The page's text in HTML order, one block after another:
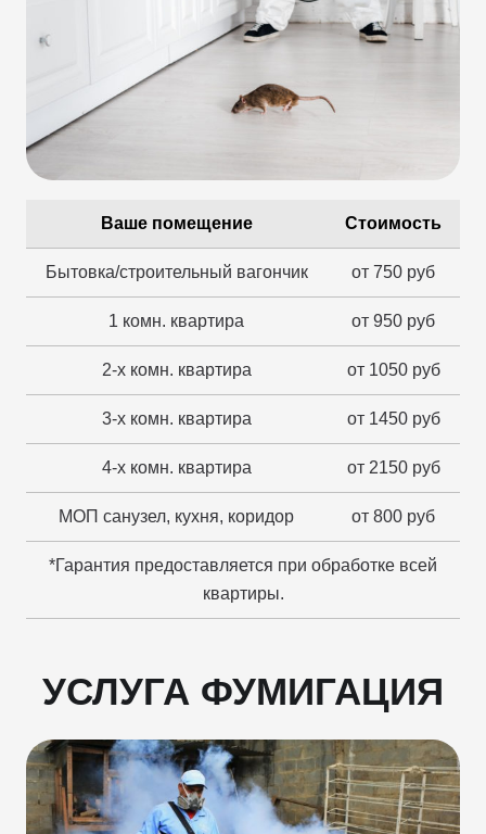
Ваше помещение Стоимость
Бытовка/строительный вагончик от 750 руб
1 комн. квартира от 950 руб
2-х комн. квартира от 1050 руб
3-х комн. квартира от 1450 руб
4-х комн. квартира от 2150 руб
МОП санузел, кухня, коридор от 800 руб
*Гарантия предоставляется при обработке всей
квартиры.
УСЛУГА ФУМИГАЦИЯ